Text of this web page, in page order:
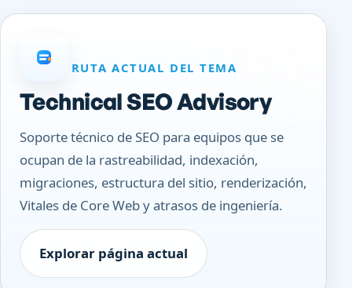
RUTA ACTUAL DEL TEMA
Technical SEO Advisory
Soporte técnico de SEO para equipos que se
ocupan de la rastreabilidad, indexación,
migraciones, estructura del sitio, renderización,
Vitales de Core Web y atrasos de ingeniería.
Explorar página actual